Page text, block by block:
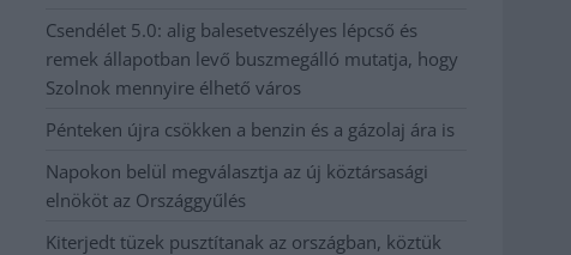
Csendélet 5.0: alig balesetveszélyes lépcső és
remek állapotban levő buszmegálló mutatja, hogy
Szolnok mennyire élhető város
Pénteken újra csökken a benzin és a gázolaj ára is
Napokon belül megválasztja az új köztársasági
elnököt az Országgyűlés
Kiterjedt tüzek pusztítanak az országban, köztük